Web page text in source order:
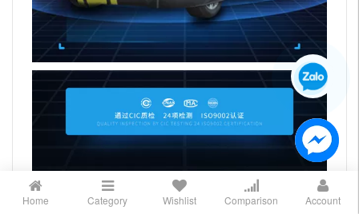
Home Category Wishlist Comparison Account